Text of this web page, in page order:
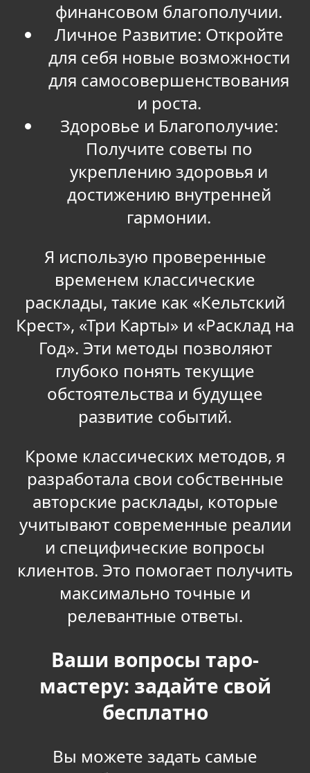
финансовом благополучии.
Личное Развитие: Откройте
для себя новые возможности
для самосовершенствования
и роста.
Здоровье и Благополучие:
Получите советы по
укреплению здоровья и
достижению внутренней
гармонии.
Я использую проверенные
временем классические
расклады, такие как «Кельтский
Крест», «Три Карты» и «Расклад на
Год». Эти методы позволяют
глубоко понять текущие
обстоятельства и будущее
развитие событий.
Кроме классических методов, я
разработала свои собственные
авторские расклады, которые
учитывают современные реалии
и специфические вопросы
клиентов. Это помогает получить
максимально точные и
релевантные ответы.
Ваши вопросы таро-
мастеру: задайте свой
бесплатно
Вы можете задать самые